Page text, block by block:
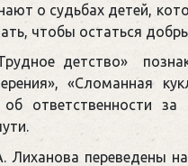
о судьбах детей,
чтобы остаться
детство»
«Сломанная
ответственности
Лиханова переведены